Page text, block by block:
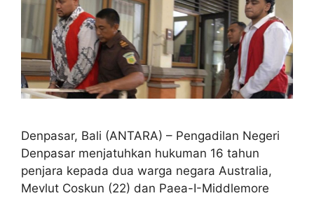
Denpasar, Bali (ANTARA) – Pengadilan Negeri
Denpasar menjatuhkan hukuman 16 tahun
penjara kepada dua warga negara Australia,
Mevlut Coskun (22) dan Paea-I-Middlemore